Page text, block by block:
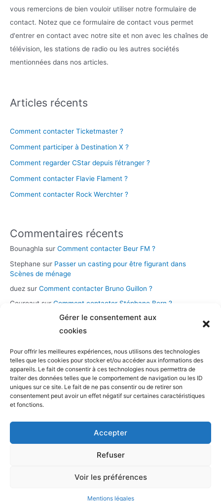
Gérer le consentement aux
cookies
Pour offrir les meilleures expériences, nous utilisons des technologies
telles que les cookies pour stocker et/ou accéder aux informations des
appareils. Le fait de consentir à ces technologies nous permettra de
traiter des données telles que le comportement de navigation ou les ID
uniques sur ce site. Le fait de ne pas consentir ou de retirer son
consentement peut avoir un effet négatif sur certaines caractéristiques
et fonctions.
Accepter
Refuser
Voir les préférences
Mentions légales
vous remercions de bien vouloir utiliser notre formulaire de
contact. Notez que ce formulaire de contact vous permet
d'entrer en contact avec notre site et non avec les chaînes de
télévision, les stations de radio ou les autres sociétés
mentionnées dans nos articles.
Articles récents
Comment contacter Ticketmaster ?
Comment participer à Destination X ?
Comment regarder CStar depuis l’étranger ?
Comment contacter Flavie Flament ?
Comment contacter Rock Werchter ?
Commentaires récents
Bounaghla sur Comment contacter Beur FM ?
Stephane sur Passer un casting pour être figurant dans
Scènes de ménage
duez sur Comment contacter Bruno Guillon ?
Coureaut sur Comment contacter Stéphane Bern ?
Comment contacter la chaîne Novo 19 ?
Catégories
Assistance et démarches
Casting et participation
Musique et streaming
Copyright © 2026 TV production |Contacter tv-production